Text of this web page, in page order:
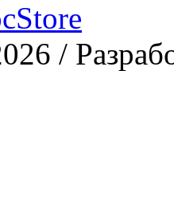
/